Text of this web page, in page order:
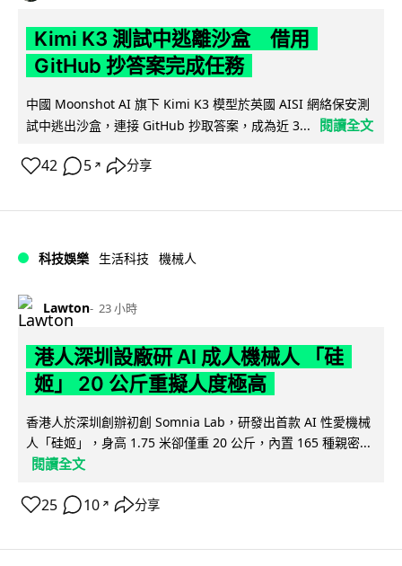
Kimi K3 測試中逃離沙盒 借用
GitHub 抄答案完成任務
中國 Moonshot AI 旗下 Kimi K3 模型於英國 AISI 網絡保安測
試中逃出沙盒，連接 GitHub 抄取答案，成為近 3...
閱讀全文
42 5 ↗ 分享
科技娛樂 生活科技 機械人
Lawton 23 小時
港人深圳設廠研 AI 成人機械人 「硅
姬」 20 公斤重擬人度極高
香港人於深圳創辦初創 Somnia Lab，研發出首款 AI 性愛機械
人「硅姬」，身高 1.75 米卻僅重 20 公斤，內置 165 種親密...
閱讀全文
25 10 ↗ 分享